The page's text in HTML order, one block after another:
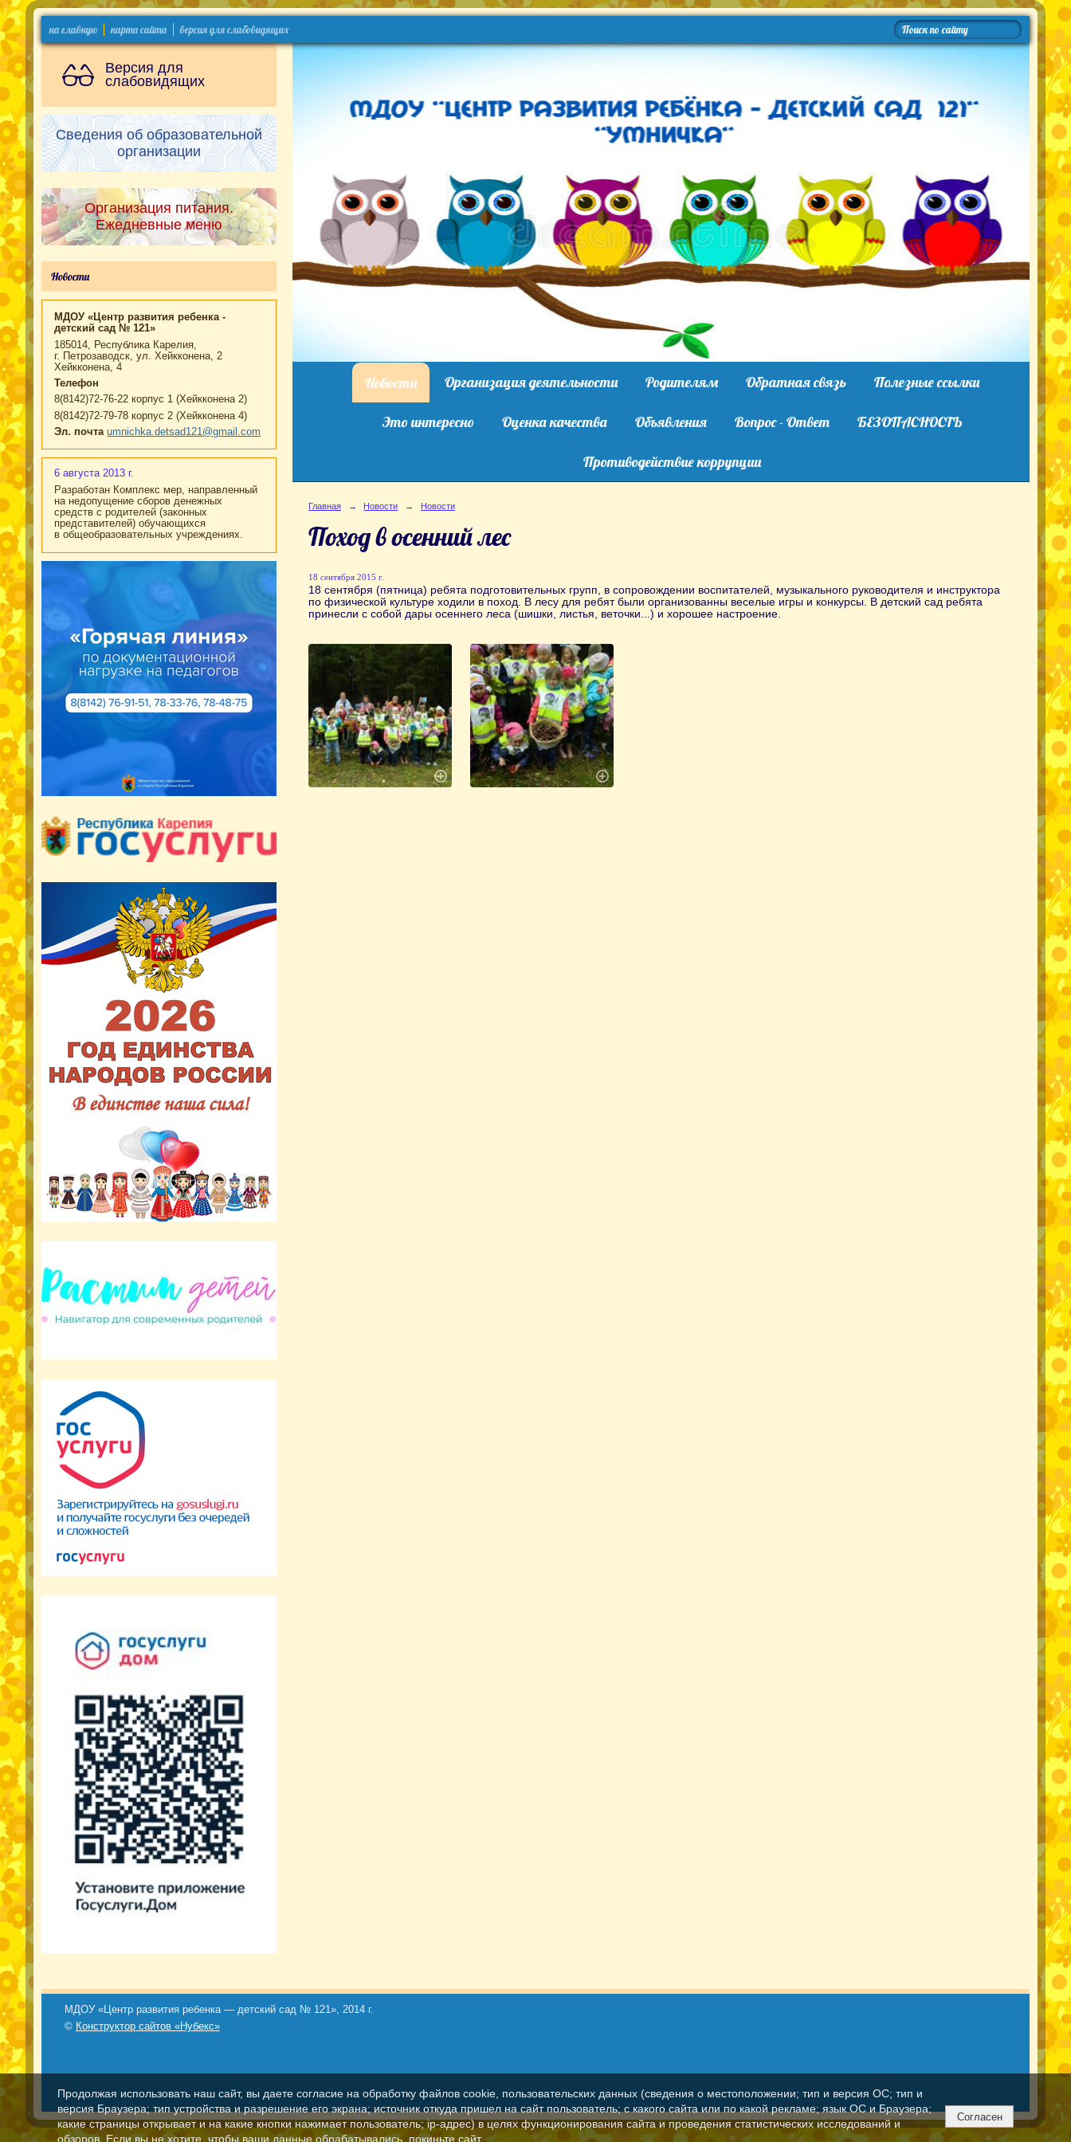
на главную карта сайта версия для слабовидящих
Версия для
слабовидящих
Сведения об образовательной
организации
Организация питания.
Ежедневные меню
Новости
МДОУ «Центр развития ребенка -
детский сад № 121»
185014, Республика Карелия,
г. Петрозаводск, ул. Хейкконена, 2
Хейкконена, 4
Телефон
8(8142)72-76-22 корпус 1 (Хейкконена 2)
8(8142)72-79-78 корпус 2 (Хейкконена 4)
Эл. почта umnichka.detsad121@gmail.com
6 августа 2013 г.
Разработан Комплекс мер, направленный
на недопущение сборов денежных
средств с родителей (законных
представителей) обучающихся
в общеобразовательных учреждениях.
Новости Организация деятельности Родителям Обратная связь Полезные ссылки
Это интересно Оценка качества Объявления Вопрос - Ответ БЕЗОПАСНОСТЬ
Противодействие коррупции
Главная → Новости → Новости
Поход в осенний лес
18 сентября 2015 г.
18 сентября (пятница) ребята подготовительных групп, в сопровождении воспитателей, музыкального руководителя и инструктора
по физической культуре ходили в поход. В лесу для ребят были организованны веселые игры и конкурсы. В детский сад ребята
принесли с собой дары осеннего леса (шишки, листья, веточки...) и хорошее настроение.
МДОУ «Центр развития ребенка — детский сад № 121», 2014 г.
© Конструктор сайтов «Нубекс»
Продолжая использовать наш сайт, вы даете согласие на обработку файлов cookie, пользовательских данных (сведения о местоположении; тип и версия ОС; тип и
версия Браузера; тип устройства и разрешение его экрана; источник откуда пришел на сайт пользователь; с какого сайта или по какой рекламе; язык ОС и Браузера;
какие страницы открывает и на какие кнопки нажимает пользователь; ip-адрес) в целях функционирования сайта и проведения статистических исследований и
обзоров. Если вы не хотите, чтобы ваши данные обрабатывались, покиньте сайт.
Согласен